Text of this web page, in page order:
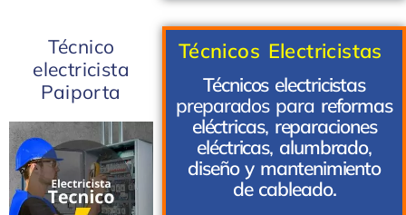
Técnico
electricista
Paiporta
Técnicos Electricistas
Técnicos electricistas
preparados para reformas
eléctricas, reparaciones
eléctricas, alumbrado,
diseño y mantenimiento
de cableado.